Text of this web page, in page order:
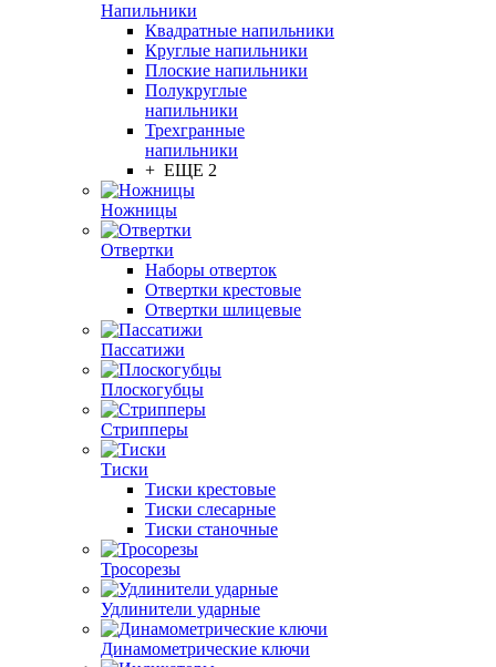
Напильники
Квадратные напильники
Круглые напильники
Плоские напильники
Полукруглые
напильники
Трехгранные
напильники
+ ЕЩЕ 2
Ножницы
Отвертки
Наборы отверток
Отвертки крестовые
Отвертки шлицевые
Пассатижи
Плоскогубцы
Стрипперы
Тиски
Тиски крестовые
Тиски слесарные
Тиски станочные
Тросорезы
Удлинители ударные
Динамометрические ключи